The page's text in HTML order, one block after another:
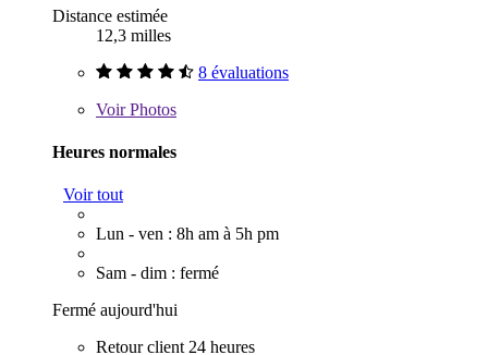
Distance estimée
12,3 milles
8 évaluations
VoirPhotos
Heures normales
Voir tout
Lun - ven : 8h am à 5h pm
Sam - dim : fermé
Fermé aujourd'hui
Retour client 24 heures